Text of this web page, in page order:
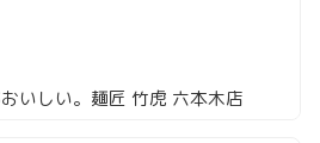
いしい。麺匠 竹虎 六本木店